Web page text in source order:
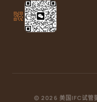
qr_code_2
© 2026 美国IFC试管